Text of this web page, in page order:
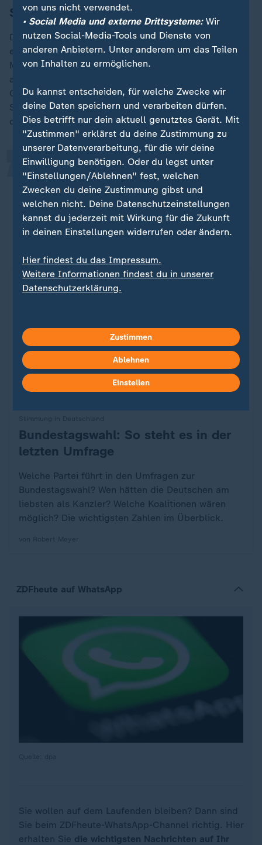
Söder: Schwarz-Grün ist "echt tot"
Der Vormarsch von Rechtspopulisten in anderen
europäischen Ländern zeige, dass "die demokratische
Mitte keine Kraft hat". Das müsse man in Deutschland
anders machen. "Wir haben die Kraft dazu", sagt der
CSU-Chef. Es stelle sich nur die Frage, mit wem. Die
SPD müsse auf ihre Basis hören, die eine Begrenzung
der Migration wolle, sagt Söder.
Auf die Grünen kann man nicht
setzen, für mich ist Schwarz-Grün
gerade wegen der Migrationsfrage
echt tot.
„
:Bundestagswahl: So steht es in der
letzten Umfrage
Welche Partei führt in den Umfragen zur
Bundestagswahl? Wen hätten die Deutschen am
liebsten als Kanzler? Welche Koalitionen wären
möglich? Die wichtigsten Zahlen im Überblick.
ZDFheute auf WhatsApp
Sie wollen auf dem Laufenden bleiben? Dann sind
Sie beim ZDFheute-WhatsApp-Channel richtig. Hier
erhalten Sie die wichtigsten Nachrichten auf Ihr
von uns nicht verwendet.
• Social Media und externe Drittsysteme:Wir
nutzen Social-Media-Tools und Dienste von
anderen Anbietern. Unter anderem um das Teilen
von Inhalten zu ermöglichen.
Du kannst entscheiden, für welche Zwecke wir
deine Daten speichern und verarbeiten dürfen.
Dies betrifft nur dein aktuell genutztes Gerät. Mit
"Zustimmen" erklärst du deine Zustimmung zu
unserer Datenverarbeitung, für die wir deine
Einwilligung benötigen. Oder du legst unter
"Einstellungen/Ablehnen" fest, welchen
Zwecken du deine Zustimmung gibst und
welchen nicht. Deine Datenschutzeinstellungen
kannst du jederzeit mit Wirkung für die Zukunft
in deinen Einstellungen widerrufen oder ändern.
Hier findest du das Impressum.
Weitere Informationen findest du in unserer
Datenschutzerklärung.
Zustimmen
Ablehnen
Einstellen